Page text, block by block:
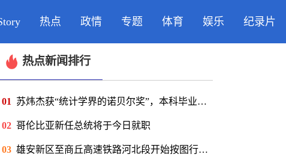
热点 政情 专题 体育 娱乐 纪录片
热点新闻排行
01 苏炜杰获“统计学界的诺贝尔奖”，本科毕业于北京大学数学科学学院
02 哥伦比亚新任总统将于今日就职
03 雄安新区至商丘高速铁路河北段开始按图行车试验